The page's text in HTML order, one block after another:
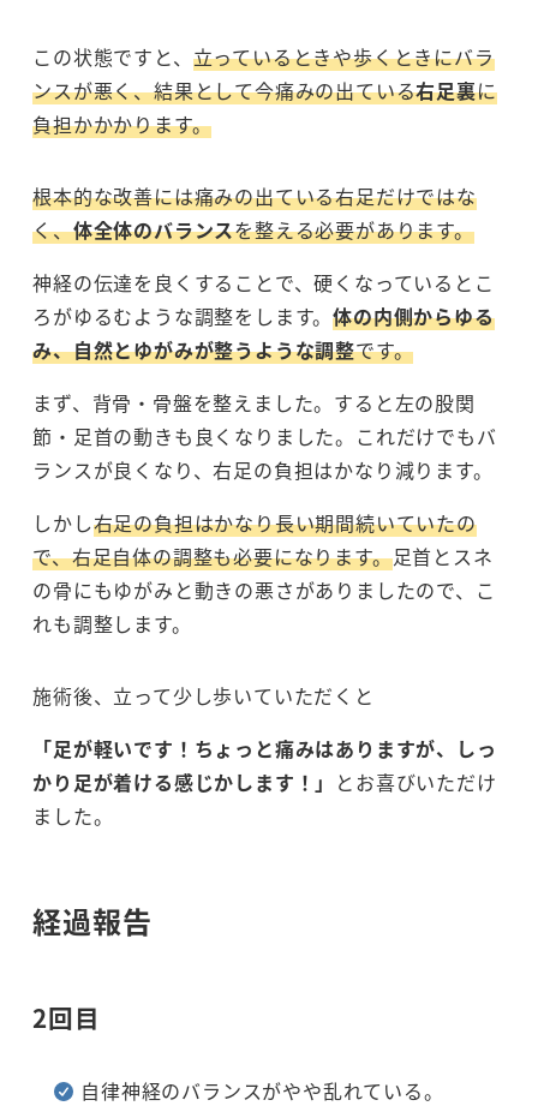
この状態ですと、 立っているときや歩くときにバラ
ンスが悪く、結果として今痛みの出ている右足裏に
負担かかかります。
根本的な改善には痛みの出ている右足だけではな
く、体全体のバランスを整える必要があります。
神経の伝達を良くすることで、硬くなっているとこ
ろがゆるむような調整をします。体の内側からゆる
み、自然とゆがみが整うような調整です。
まず、背骨・骨盤を整えました。すると左の股関
節・足首の動きも良くなりました。これだけでもバ
ランスが良くなり、右足の負担はかなり減ります。
しかし右足の負担はかなり長い期間続いていたの
で、右足自体の調整も必要になります。足首とスネ
の骨にもゆがみと動きの悪さがありましたので、こ
れも調整します。
施術後、立って少し歩いていただくと
「足が軽いです！ちょっと痛みはありますが、しっ
かり足が着ける感じかします！」 とお喜びいただけ
ました。
経過報告
2回目
自律神経のバランスがやや乱れている。